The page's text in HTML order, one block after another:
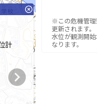
highlight_off
計
chevron_right
※この危機管理
更新されます。
水位が観測開
なります。